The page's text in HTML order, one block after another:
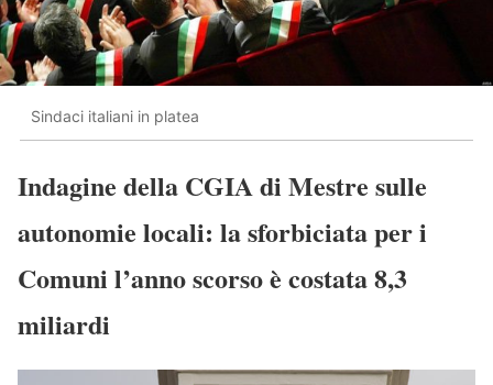
Sindaci italiani in platea
Indagine della CGIA di Mestre sulle
autonomie locali: la sforbiciata per i
Comuni l’anno scorso è costata 8,3
miliardi